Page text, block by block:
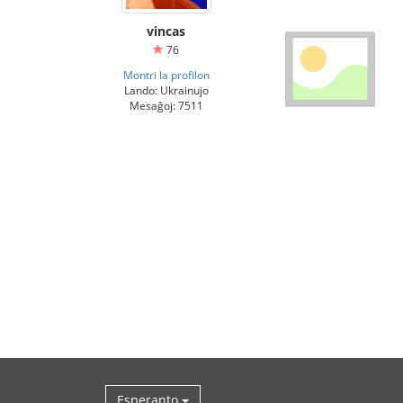
vincas
76
Montri la profilon
Lando: Ukrainujo
Mesaĝoj: 7511